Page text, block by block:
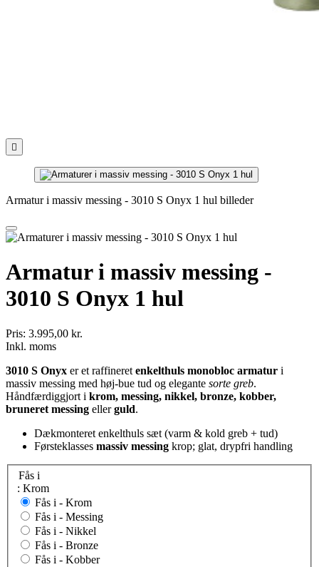

Armatur i massiv messing - 3010 S Onyx 1 hul billeder
Armatur i massiv messing -
3010 S Onyx 1 hul
Pris: 3.995,00 kr.
Inkl. moms
3010 S Onyx er et raffineret enkelthuls monobloc armatur i
massiv messing med høj-bue tud og elegante sorte greb.
Håndfærdiggjort i krom, messing, nikkel, bronze, kobber,
bruneret messing ellerguld.
Dækmonteret enkelthuls sæt (varm & kold greb + tud)
Førsteklasses massiv messing krop; glat, drypfri handling
Fås i
: Krom
Fås i - Krom
Fås i - Messing
Fås i - Nikkel
Fås i - Bronze
Fås i - Kobber